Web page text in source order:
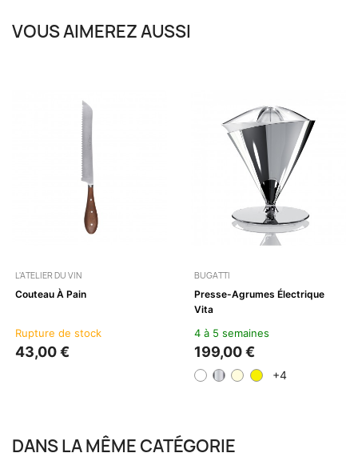
VOUS AIMEREZ AUSSI
L'ATELIER DU VIN
Couteau À Pain
Rupture de stock
43,00 €
BUGATTI
Presse-Agrumes Électrique
Vita
4 à 5 semaines
199,00 €
+4
DANS LA MÊME CATÉGORIE